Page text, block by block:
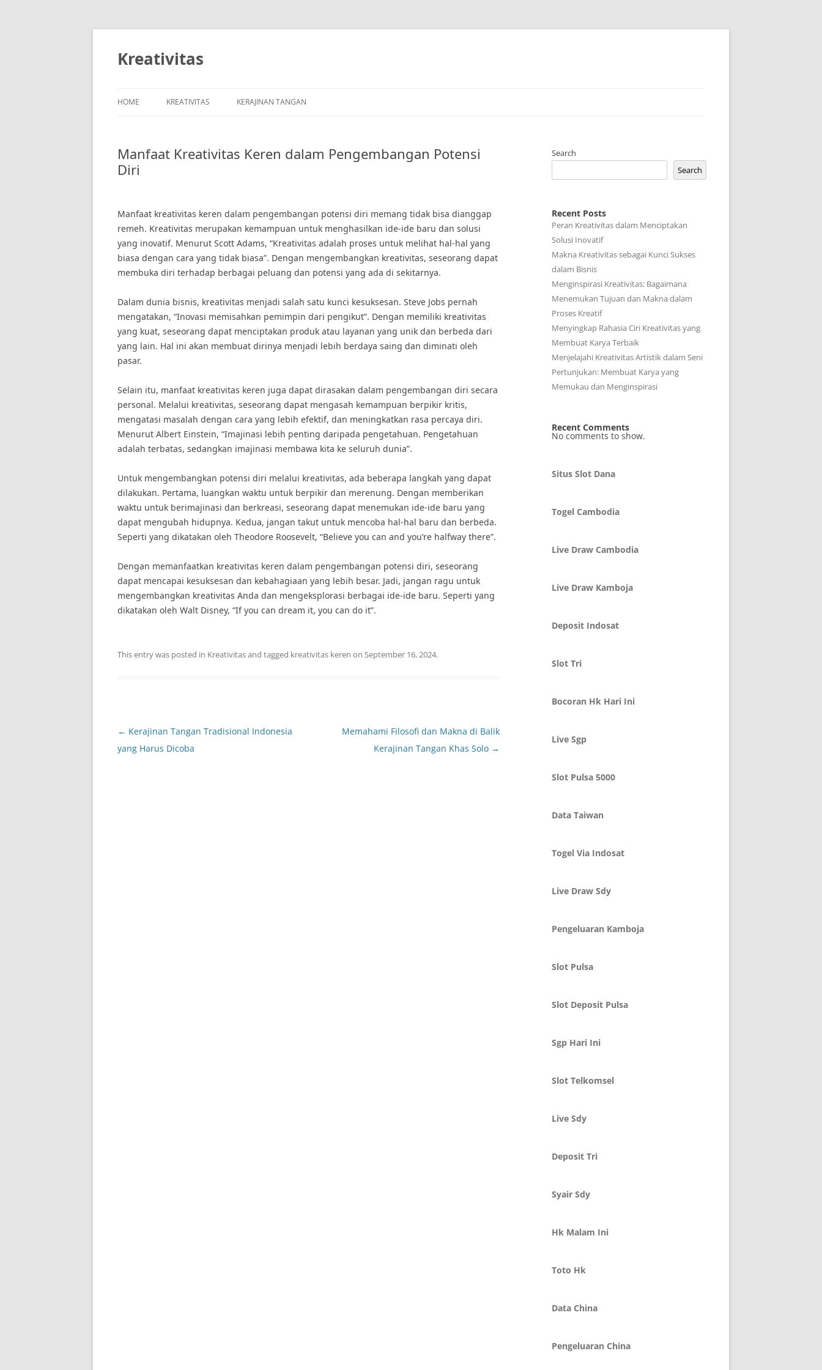
Skip
Kreativitas
HOME KREATIVITAS KERAJINAN TANGAN
Manfaat Kreativitas Keren dalam Pengembangan Potensi
Diri
Manfaat kreativitas keren dalam pengembangan potensi diri memang tidak bisa dianggap
remeh. Kreativitas merupakan kemampuan untuk menghasilkan ide-ide baru dan solusi
yang inovatif. Menurut Scott Adams, “Kreativitas adalah proses untuk melihat hal-hal yang
biasa dengan cara yang tidak biasa”. Dengan mengembangkan kreativitas, seseorang dapat
membuka diri terhadap berbagai peluang dan potensi yang ada di sekitarnya.
Dalam dunia bisnis, kreativitas menjadi salah satu kunci kesuksesan. Steve Jobs pernah
mengatakan, “Inovasi memisahkan pemimpin dari pengikut”. Dengan memiliki kreativitas
yang kuat, seseorang dapat menciptakan produk atau layanan yang unik dan berbeda dari
yang lain. Hal ini akan membuat dirinya menjadi lebih berdaya saing dan diminati oleh
pasar.
Selain itu, manfaat kreativitas keren juga dapat dirasakan dalam pengembangan diri secara
personal. Melalui kreativitas, seseorang dapat mengasah kemampuan berpikir kritis,
mengatasi masalah dengan cara yang lebih efektif, dan meningkatkan rasa percaya diri.
Menurut Albert Einstein, “Imajinasi lebih penting daripada pengetahuan. Pengetahuan
adalah terbatas, sedangkan imajinasi membawa kita ke seluruh dunia”.
Untuk mengembangkan potensi diri melalui kreativitas, ada beberapa langkah yang dapat
dilakukan. Pertama, luangkan waktu untuk berpikir dan merenung. Dengan memberikan
waktu untuk berimajinasi dan berkreasi, seseorang dapat menemukan ide-ide baru yang
dapat mengubah hidupnya. Kedua, jangan takut untuk mencoba hal-hal baru dan berbeda.
Seperti yang dikatakan oleh Theodore Roosevelt, “Believe you can and you’re halfway there”.
Dengan memanfaatkan kreativitas keren dalam pengembangan potensi diri, seseorang
dapat mencapai kesuksesan dan kebahagiaan yang lebih besar. Jadi, jangan ragu untuk
mengembangkan kreativitas Anda dan mengeksplorasi berbagai ide-ide baru. Seperti yang
dikatakan oleh Walt Disney, “If you can dream it, you can do it”.
This entry was posted in Kreativitasand tagged kreativitas keren on September 16, 2024.
Post
navigation
← Kerajinan Tangan Tradisional Indonesia
yang Harus Dicoba
Memahami Filosofi dan Makna di Balik
Kerajinan Tangan Khas Solo →
Search
Search
Recent Posts
Peran Kreativitas dalam Menciptakan
Solusi Inovatif
Makna Kreativitas sebagai Kunci Sukses
dalam Bisnis
Menginspirasi Kreativitas: Bagaimana
Menemukan Tujuan dan Makna dalam
Proses Kreatif
Menyingkap Rahasia Ciri Kreativitas yang
Membuat Karya Terbaik
Menjelajahi Kreativitas Artistik dalam Seni
Pertunjukan: Membuat Karya yang
Memukau dan Menginspirasi
Recent Comments
No comments to show.
Situs Slot Dana
Togel Cambodia
Live Draw Cambodia
Live Draw Kamboja
Deposit Indosat
Slot Tri
Bocoran Hk Hari Ini
Live Sgp
Slot Pulsa 5000
Data Taiwan
Togel Via Indosat
Live Draw Sdy
Pengeluaran Kamboja
Slot Pulsa
Slot Deposit Pulsa
Sgp Hari Ini
Slot Telkomsel
Live Sdy
Deposit Tri
Syair Sdy
Hk Malam Ini
Toto Hk
Data China
Pengeluaran China